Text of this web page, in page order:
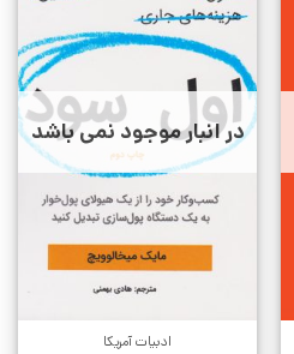
در انبار موجود نمی باشد
ادبیات آمریکا